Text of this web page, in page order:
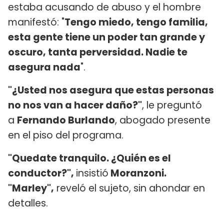
estaba acusando de abuso y el hombre
manifestó: "Tengo miedo, tengo familia,
esta gente tiene un poder tan grande y
oscuro, tanta perversidad. Nadie te
asegura nada".
"¿Usted nos asegura que estas personas
no nos van a hacer daño?", le preguntó
a Fernando Burlando, abogado presente
en el piso del programa.
"Quedate tranquilo. ¿Quién es el
conductor?", insistió Moranzoni.
"Marley", reveló el sujeto, sin ahondar en
detalles.